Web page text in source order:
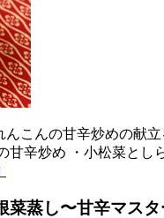
こんの甘辛炒めの献
甘辛炒め ・小松菜と
菜蒸し〜甘辛マス